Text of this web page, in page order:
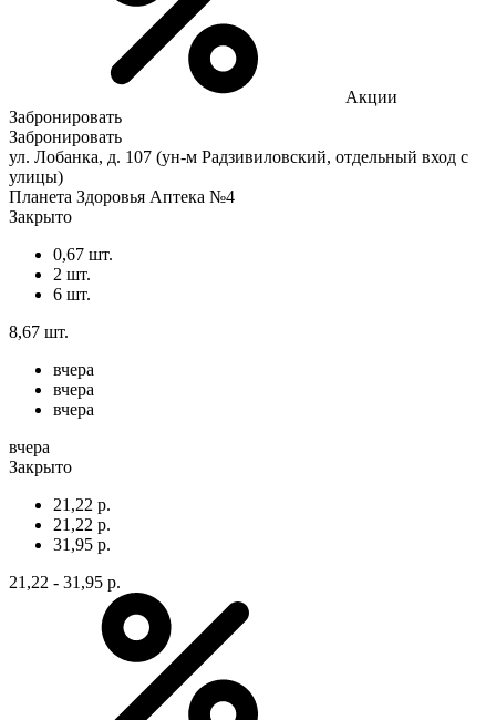
Акции
Забронировать
Забронировать
ул. Лобанка, д. 107 (ун-м Радзивиловский, отдельный вход с
улицы)
Планета Здоровья Аптека №4
Закрыто
0,67 шт.
2 шт.
6 шт.
8,67 шт.
вчера
вчера
вчера
вчера
Закрыто
21,22 р.
21,22 р.
31,95 р.
21,22 - 31,95 р.